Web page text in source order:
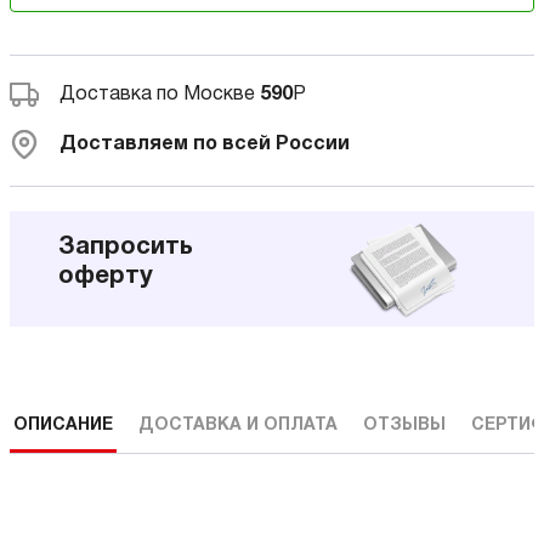
Доставка по Москве 590Р
Доставляем по всей России
Запросить
оферту
ОПИСАНИЕ ДОСТАВКА И ОПЛАТА ОТЗЫВЫ